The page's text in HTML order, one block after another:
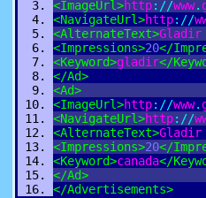
<ImageUrl>http: //www.
<NavigateUrl>http: //
<AlternateText>Gladir
<Impressions>20</
<Keyword>gladir</
</Ad>
<Ad>
<ImageUrl>http: //www.
<NavigateUrl>http: //
<AlternateText>Gladir
<Impressions>20</
<Keyword>canada</
</Ad>
</Advertisements>